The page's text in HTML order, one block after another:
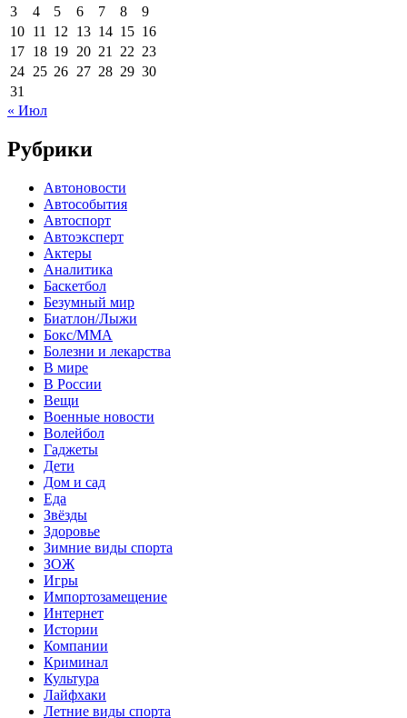
3
4 5 6 7 8
9
10 11 12 13 14 15 16
17 18 19 20 21 22 23
24 25 26 27 28 29 30
31
« Июл
Рубрики
Автоновости
Автособытия
Автоспорт
Автоэксперт
Актеры
Аналитика
Баскетбол
Безумный мир
Биатлон/Лыжи
Бокс/MMA
Болезни и лекарства
В мире
В России
Вещи
Военные новости
Волейбол
Гаджеты
Дети
Дом и сад
Еда
Звёзды
Здоровье
Зимние виды спорта
ЗОЖ
Игры
Импортозамещение
Интернет
Истории
Компании
Криминал
Культура
Лайфхаки
Летние виды спорта